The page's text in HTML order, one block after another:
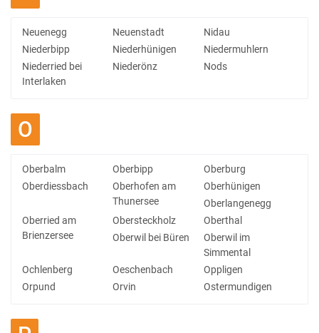
Neuenegg Neuenstadt
Nidau
Niederbipp
Niederhünigen
Niedermuhlern
Niederried bei
Interlaken
Niederönz Nods
O
Oberbalm Oberbipp
Oberburg
Oberdiessbach
Oberhofen am
Thunersee
Oberhünigen
Oberlangenegg
Oberried am
Brienzersee
Obersteckholz
Oberthal
Oberwil bei Büren
Oberwil im
Simmental
Ochlenberg
Oeschenbach
Oppligen
Orpund
Orvin Ostermundigen